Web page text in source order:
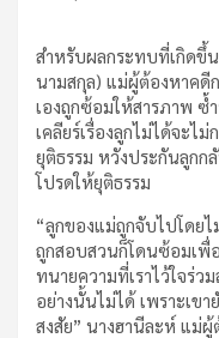
สำหรับผลกระทบที่เกิดขึ้
นามสกุล) แม่ผู้ต้องหาคดี
เองถูกซ้อมให้สารภาพ ซ้
เคลียร์เรื่องลูกไม่ได้จะไ
ยุติธรรม หวังประกันลูกก
โปรดให้ยุติธรรม
“ลูกของแม่ถูกจับไปโดย
ถูกสอบสวนก็โดนซ้อมเพื่
ทนายความที่เราไว้ใจร่ว
อย่างนั้นไม่ได้ เพราะเข
สงสัย” นางฮานีละห์ แม่ผู้